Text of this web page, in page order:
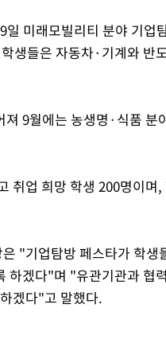
일 미래모빌리티 분야 기
생들은 자동차·기계와 반
9월에는 농생명·식품
취업 희망 학생 200명이
"기업탐방 페스타가 학
하겠다"며 "유관기관과 협
겠다"고 말했다.